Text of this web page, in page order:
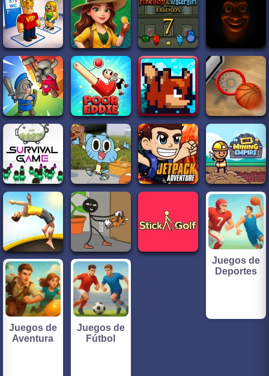
Juegos de
Deportes
Juegos de
Aventura
Juegos de
Fútbol